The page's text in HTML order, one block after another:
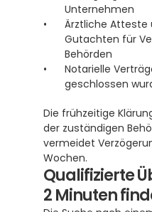
Unternehmen
Ärztliche Atteste
Gutachten für
Behörden
Notarielle
geschlossen
Die frühzeitige
der zuständigen
vermeidet
Wochen.
Qualifizierte
2 Minuten